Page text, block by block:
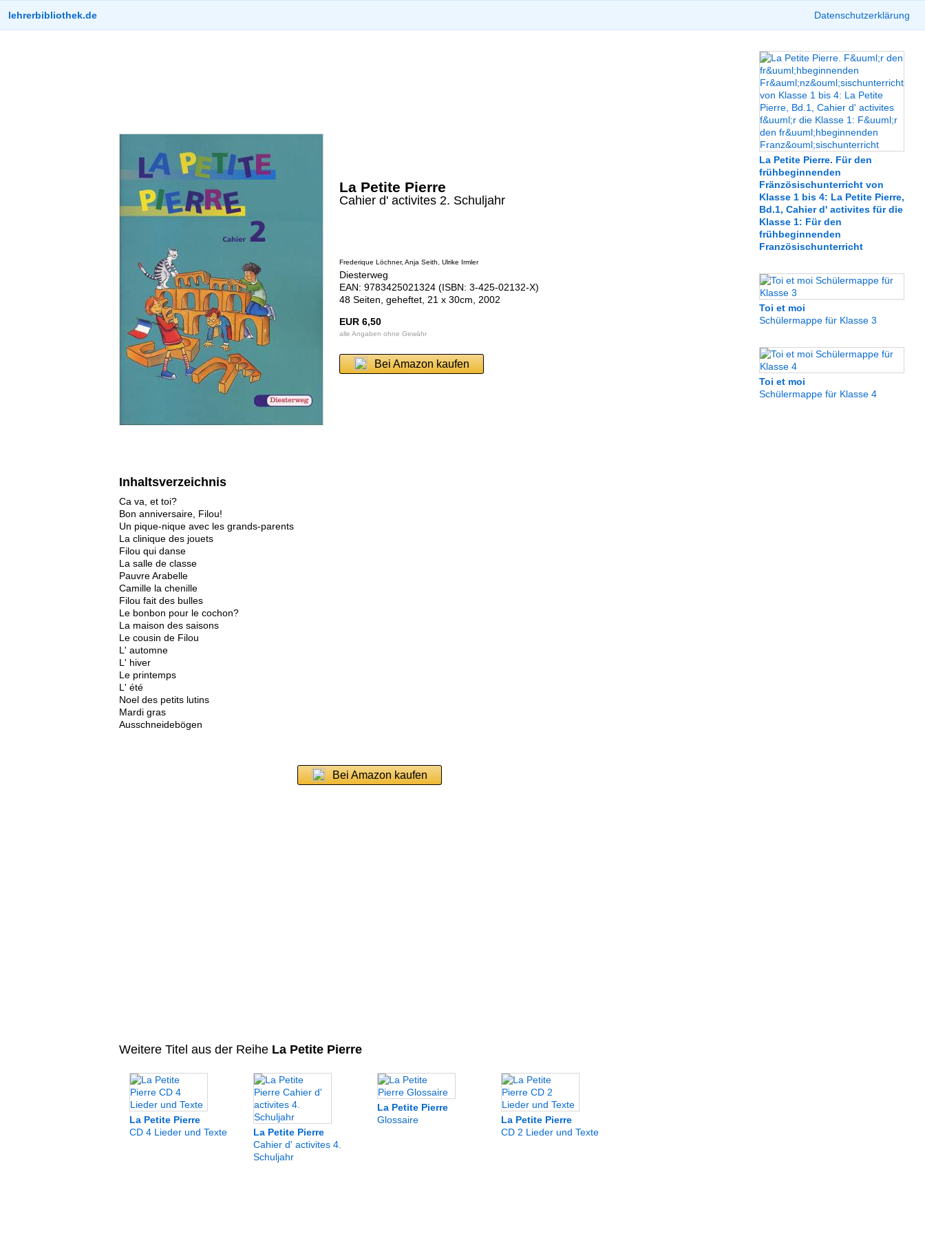
lehrerbibliothek.de Datenschutzerklärung
La Petite Pierre
Cahier d' activites 2. Schuljahr
Frederique Löchner, Anja Seith, Ulrike Irmler
Diesterweg
EAN: 9783425021324 (ISBN: 3-425-02132-X)
48 Seiten, geheftet, 21 x 30cm, 2002
EUR 6,50
alle Angaben ohne Gewähr
Bei Amazon kaufen
Inhaltsverzeichnis
Ca va, et toi?
Bon anniversaire, Filou!
Un pique-nique avec les grands-parents
La clinique des jouets
Filou qui danse
La salle de classe
Pauvre Arabelle
Camille la chenille
Filou fait des bulles
Le bonbon pour le cochon?
La maison des saisons
Le cousin de Filou
L' automne
L' hiver
Le printemps
L' été
Noel des petits lutins
Mardi gras
Ausschneidebögen
Bei Amazon kaufen
Weitere Titel aus der ReiheLa Petite Pierre
La Petite Pierre
CD 4 Lieder und Texte
La Petite Pierre
Cahier d' activites 4.
Schuljahr
La Petite Pierre
Glossaire
La Petite Pierre
CD 2 Lieder und Texte
La Petite Pierre. Für den
frühbeginnenden
Fränzösischunterricht von
Klasse 1 bis 4: La Petite Pierre,
Bd.1, Cahier d' activites für die
Klasse 1: Für den
frühbeginnenden
Französischunterricht
Toi et moi
Schülermappe für Klasse 3
Toi et moi
Schülermappe für Klasse 4